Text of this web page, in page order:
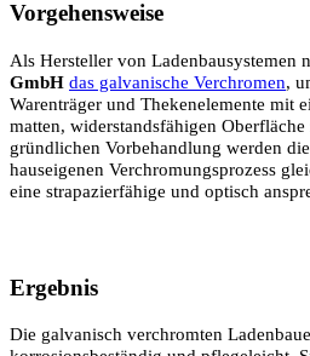
Vorgehensweise
Als Hersteller von Ladenbausystemen
GmbH das galvanische Verchromen,
Warenträger und Thekenelemente mit
matten, widerstandsfähigen
gründlichen Vorbehandlung werden
hauseigenen Verchromungsprozess
eine strapazierfähige und optisch
Ergebnis
Die galvanisch verchromten